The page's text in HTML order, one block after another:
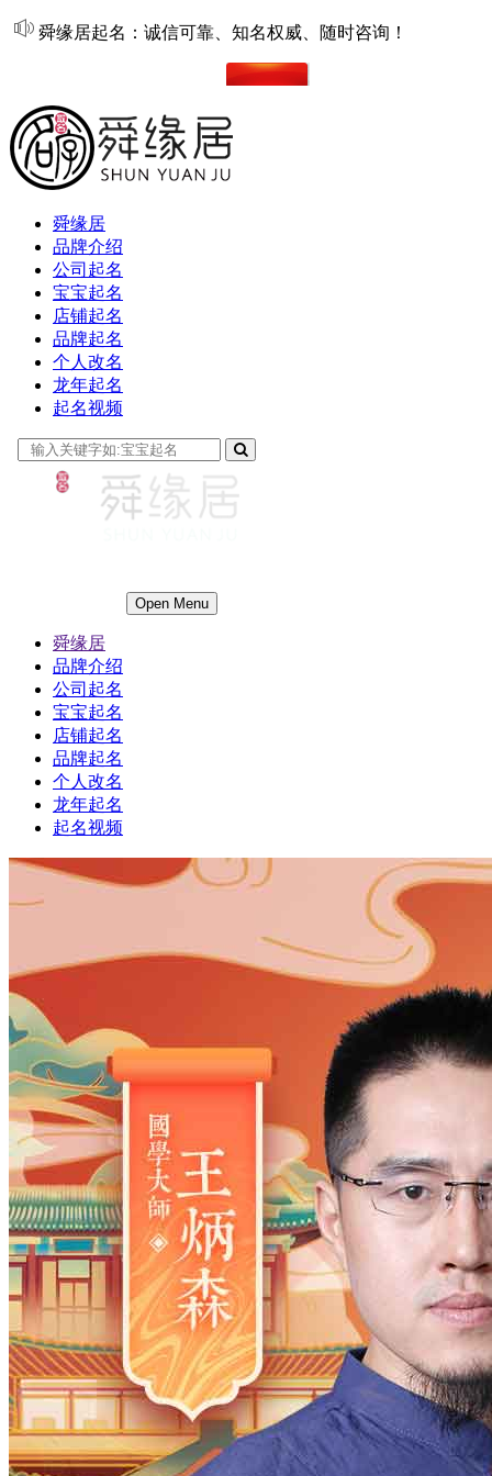
舜缘居起名：诚信可靠、知名权威、随时咨询！
舜缘居
品牌介绍
公司起名
宝宝起名
店铺起名
品牌起名
个人改名
龙年起名
起名视频
Open Menu
舜缘居
品牌介绍
公司起名
宝宝起名
店铺起名
品牌起名
个人改名
龙年起名
起名视频